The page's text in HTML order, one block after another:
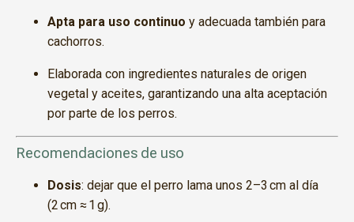
Apta para uso continuo y adecuada también para
cachorros.
Elaborada con ingredientes naturales de origen
vegetal y aceites, garantizando una alta aceptación
por parte de los perros.
Recomendaciones de uso
Dosis: dejar que el perro lama unos 2–3 cm al día
(2 cm ≈ 1 g).